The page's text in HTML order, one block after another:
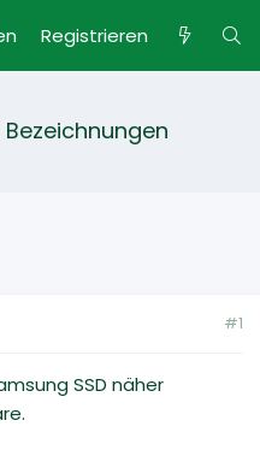
Registrieren
#1
SSD näher